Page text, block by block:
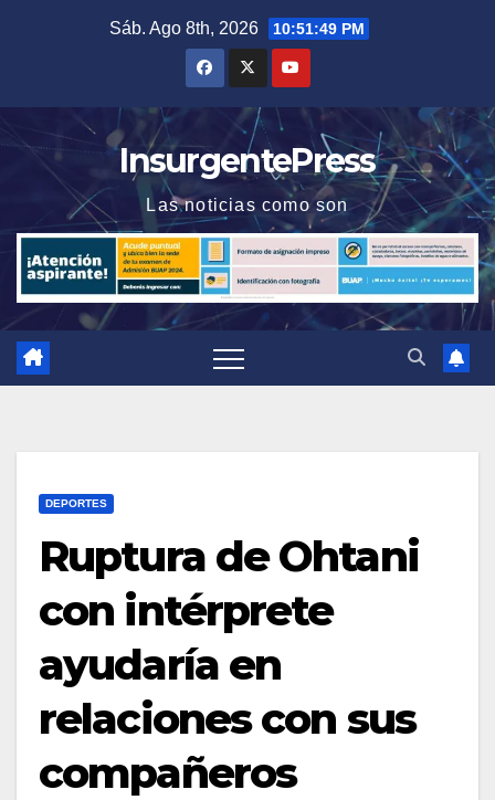
Sáb. Ago 8th, 2026 10:51:50 PM
InsurgentePress
Las noticias como son
DEPORTES
Ruptura de Ohtani
con intérprete
ayudaría en
relaciones con sus
compañeros